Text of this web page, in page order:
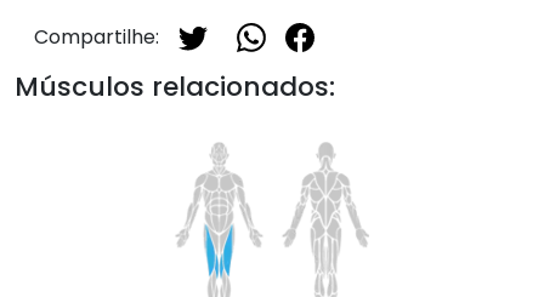
Compartilhe:
Músculos relacionados: